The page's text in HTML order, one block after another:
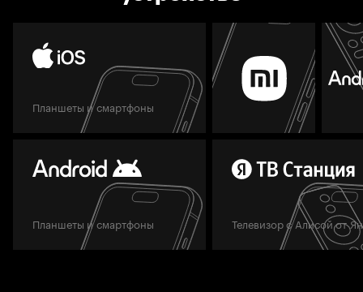
Планшеты и смартфоны
Планшеты и смартфоны Телевизор с Алисой от